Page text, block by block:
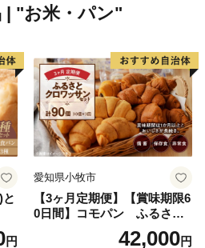
公に献上され、大変称賛された
中山栗と呼ばれ、日本三大栗の
。また、山里の静かで集中でき
芸品や加工食品が製造されてお
ラフト」のまちです。
町」として、伊予灘に沈む美
づくりに取り組んできました。
| "お米・パン"
円
愛知県小牧市
【3ヶ月定期便】【賞味期限6
0日間】コモパン ふるさと
クロワッサンセット（計90
個）／災害用備蓄 保存食 非
42,000円